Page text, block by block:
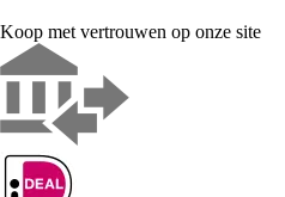
Koop met vertrouwen op onze site